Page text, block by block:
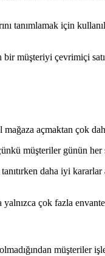
tanımlamak için
çevrimiçi
açmaktan çok
müşteriler günün her
daha iyi
çok fazla
müşteriler